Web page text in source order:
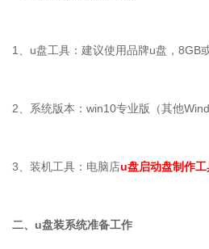
1、u盘工具：建议使用品牌u盘，8GB
2、系统版本：win10专业版（其他
3、装机工具：电脑店u盘启动盘制作工
二、u盘装系统准备工作